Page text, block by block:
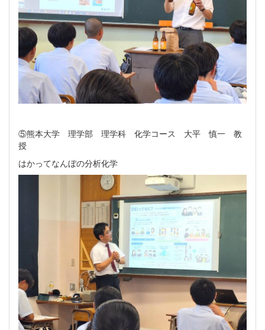
⑤熊本大学 理学部 理学科 化学コース 大平 慎一 教
授
はかってなんぼの分析化学